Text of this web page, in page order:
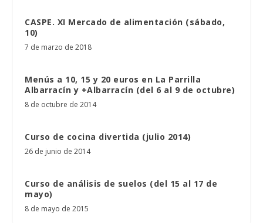
CASPE. XI Mercado de alimentación (sábado,
10)
7 de marzo de 2018
Menús a 10, 15 y 20 euros en La Parrilla
Albarracín y +Albarracín (del 6 al 9 de octubre)
8 de octubre de 2014
Curso de cocina divertida (julio 2014)
26 de junio de 2014
Curso de análisis de suelos (del 15 al 17 de
mayo)
8 de mayo de 2015